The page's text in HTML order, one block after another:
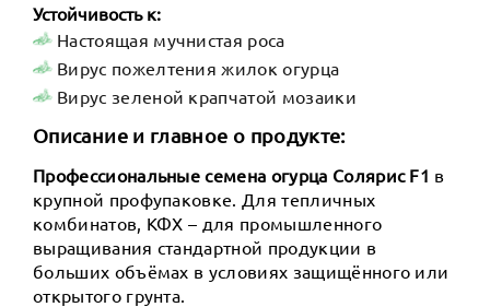
Устойчивость к:
Настоящая мучнистая роса
Вирус пожелтения жилок огурца
Вирус зеленой крапчатой мозаики
Описание и главное о продукте:
Профессиональные семена огурца Солярис F1 в
крупной профупаковке. Для тепличных
комбинатов, КФХ – для промышленного
выращивания стандартной продукции в
больших объёмах в условиях защищённого или
открытого грунта.